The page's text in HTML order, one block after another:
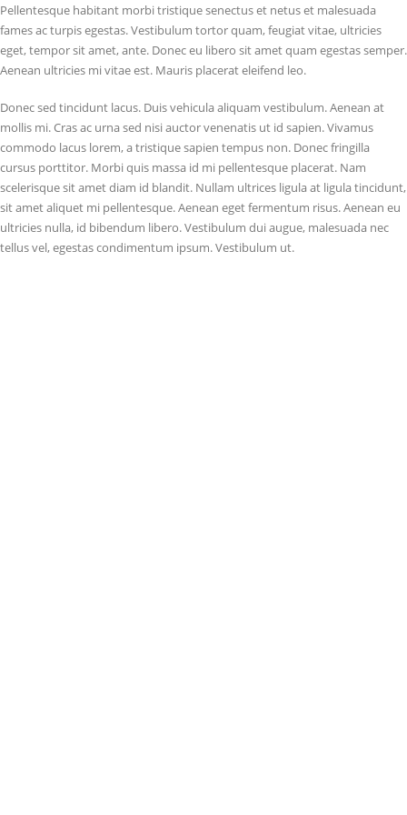
Pellentesque habitant morbi tristique senectus et netus et malesuada
fames ac turpis egestas. Vestibulum tortor quam, feugiat vitae, ultricies
eget, tempor sit amet, ante. Donec eu libero sit amet quam egestas semper.
Aenean ultricies mi vitae est. Mauris placerat eleifend leo.
Donec sed tincidunt lacus. Duis vehicula aliquam vestibulum. Aenean at
mollis mi. Cras ac urna sed nisi auctor venenatis ut id sapien. Vivamus
commodo lacus lorem, a tristique sapien tempus non. Donec fringilla
cursus porttitor. Morbi quis massa id mi pellentesque placerat. Nam
scelerisque sit amet diam id blandit. Nullam ultrices ligula at ligula tincidunt,
sit amet aliquet mi pellentesque. Aenean eget fermentum risus. Aenean eu
ultricies nulla, id bibendum libero. Vestibulum dui augue, malesuada nec
tellus vel, egestas condimentum ipsum. Vestibulum ut.